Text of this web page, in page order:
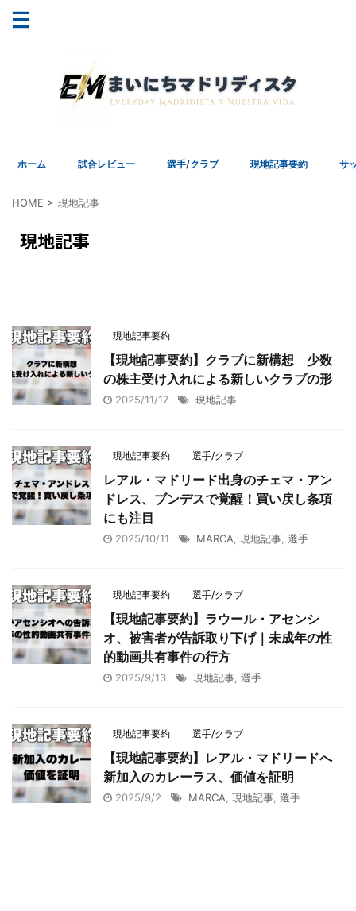
ホーム 試合レビュー 選手/クラブ 現地記事要約 サ
HOME > 現地記事
現地記事
現地記事要約
【現地記事要約】クラブに新構想 少数
の株主受け入れによる新しいクラブの形
2025/11/17 現地記事
現地記事要約 選手/クラブ
レアル・マドリード出身のチェマ・アン
ドレス、ブンデスで覚醒！買い戻し条項
にも注目
2025/10/11 MARCA 現地記事 選手
現地記事要約 選手/クラブ
【現地記事要約】ラウール・アセンシ
オ、被害者が告訴取り下げ｜未成年の性
的動画共有事件の行方
2025/9/13 現地記事 選手
現地記事要約 選手/クラブ
【現地記事要約】レアル・マドリードへ
新加入のカレーラス、価値を証明
2025/9/2 MARCA 現地記事 選手